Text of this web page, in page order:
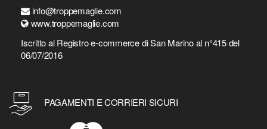
info@troppemaglie.com
www.troppemaglie.com
Iscritto al Registro e-commerce di San Marino al n°415 del
06/07/2016
PAGAMENTI E CORRIERI SICURI